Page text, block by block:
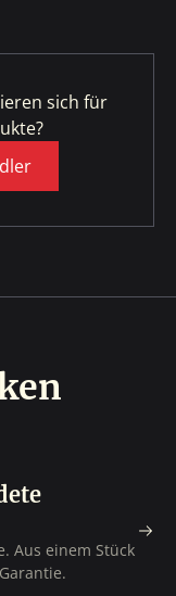
sich für
Aus einem Stück